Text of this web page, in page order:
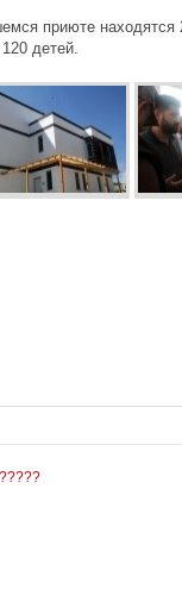
приюте находятся
детей.